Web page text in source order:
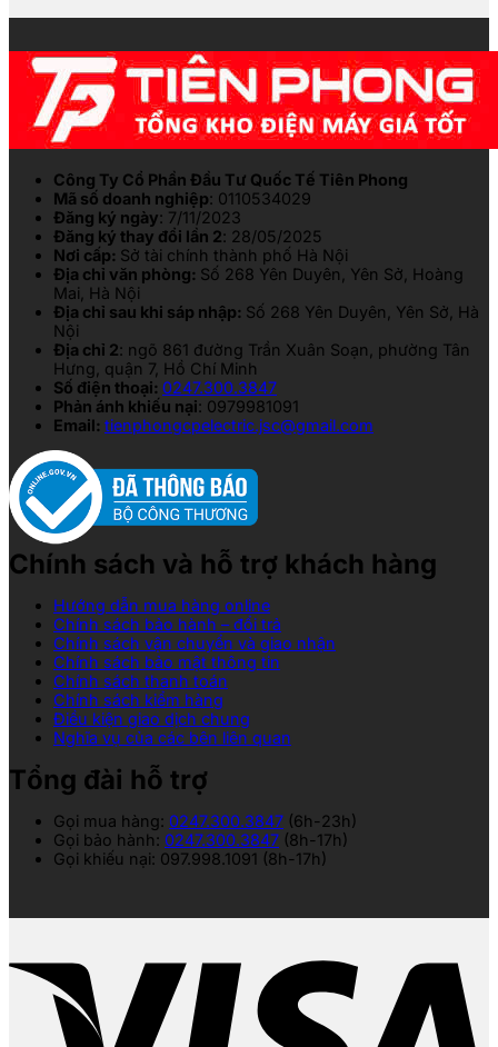
Công Ty Cổ Phần Đầu Tư Quốc Tế Tiên Phong
Mã số doanh nghiệp: 0110534029
Đăng ký ngày: 7/11/2023
Đăng ký thay đổi lần 2: 28/05/2025
Nơi cấp: Sở tài chính thành phố Hà Nội
Địa chỉ văn phòng: Số 268 Yên Duyên, Yên Sở, Hoàng
Mai, Hà Nội
Địa chỉ sau khi sáp nhập: Số 268 Yên Duyên, Yên Sở, Hà
Nội
Địa chỉ 2: ngõ 861 đường Trần Xuân Soạn, phường Tân
Hưng, quận 7, Hồ Chí Minh
Số điện thoại: 0247.300.3847
Phản ánh khiếu nại: 0979981091
Email: tienphongcpelectric.jsc@gmail.com
Chính sách và hỗ trợ khách hàng
Hướng dẫn mua hàng online
Chính sách bảo hành – đổi trả
Chính sách vận chuyển và giao nhận
Chính sách bảo mật thông tin
Chính sách thanh toán
Chính sách kiểm hàng
Điều kiện giao dịch chung
Nghĩa vụ của các bên liên quan
Tổng đài hỗ trợ
Gọi mua hàng: 0247.300.3847 (6h-23h)
Gọi bảo hành: 0247.300.3847 (8h-17h)
Gọi khiếu nại: 097.998.1091 (8h-17h)